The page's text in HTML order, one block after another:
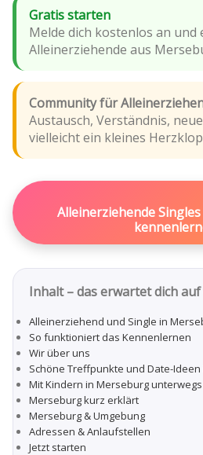
Gratis starten
Melde dich kostenlos an und
Alleinerziehende aus
Community für
Austausch, Verständnis,
vielleicht ein kleines
Alleinerziehende
Inhalt – das erwartet dich auf
Alleinerziehend und Single in
So funktioniert das Kennenlernen
Wir über uns
Schöne Treffpunkte und Date-
Mit Kindern in Merseburg unterwegs
Merseburg kurz erklärt
Merseburg & Umgebung
Adressen & Anlaufstellen
Jetzt starten